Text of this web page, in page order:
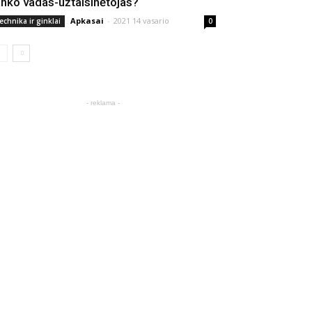
ir ginklai Apkasai - 2021 14 vasario 0
- reklama -